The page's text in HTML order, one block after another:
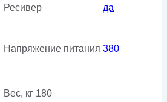
Ресивер да
Напряжение питания 380
Вес, кг 180